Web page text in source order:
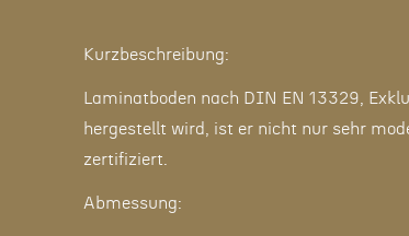
Kurzbeschreibung:
Laminatboden nach DIN EN 13329,
hergestellt wird, ist er nicht nur sehr
zertifiziert.
Abmessung: